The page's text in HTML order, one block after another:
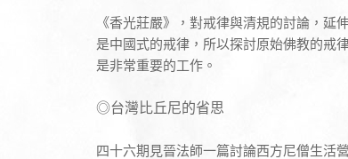
《香光莊嚴》，對戒律與清規的討論，
是中國式的戒律，所以探討原始佛教的戒
是非常重要的工作。
◎台灣比丘尼的省思
四十六期見晉法師一篇討論西方尼僧生活